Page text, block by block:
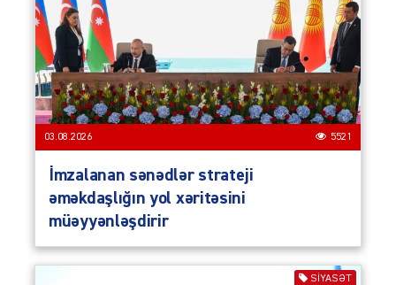
03.08.2026 5521
İmzalanan sənədlər strateji
əməkdaşlığın yol xəritəsini
müəyyənləşdirir
SIYASƏT